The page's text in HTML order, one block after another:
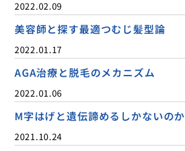
2022.02.09
美容師と探す最適つむじ髪型論
2022.01.17
AGA治療と脱毛のメカニズム
2022.01.06
M字はげと遺伝諦めるしかないのか
2021.10.24